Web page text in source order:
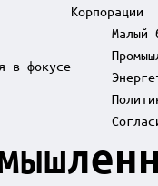
Корпорации
Малый